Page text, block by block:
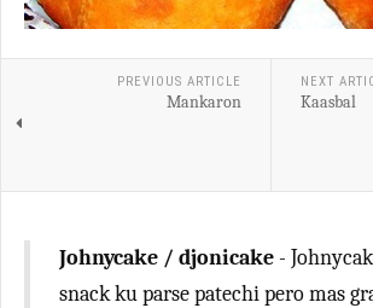
PREVIOUS ARTICLE
Mankaron
NEXT
Kaasbal
Johnycake / djonicake -
snack ku parse patechi pero mas